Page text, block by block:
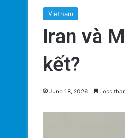
Vietnam
Iran và
kết?
June 18, 2026 Less